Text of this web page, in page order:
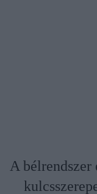
A bélrendszer